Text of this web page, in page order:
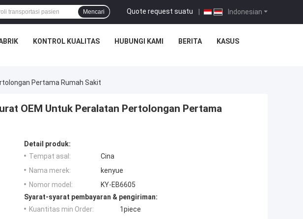
Indonesian
Quote request suatu |
Mencari
KONTROL KUALITAS HUBUNGI KAMI BERITA KASUS
Pertama Rumah Sakit
OEM Untuk Peralatan Pertolongan Pertama
Detail produk:
Tempat asal:
Cina
Nama merek:
kenyue
Nomor model:
KY-EB6605
Syarat-syarat pembayaran & pengiriman:
Kuantitas min Order:
1piece